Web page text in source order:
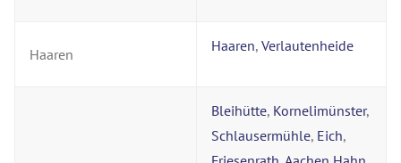
Haaren Haaren, Verlautenheide
Bleihütte, Kornelimünster,
Schlausermühle, Eich,